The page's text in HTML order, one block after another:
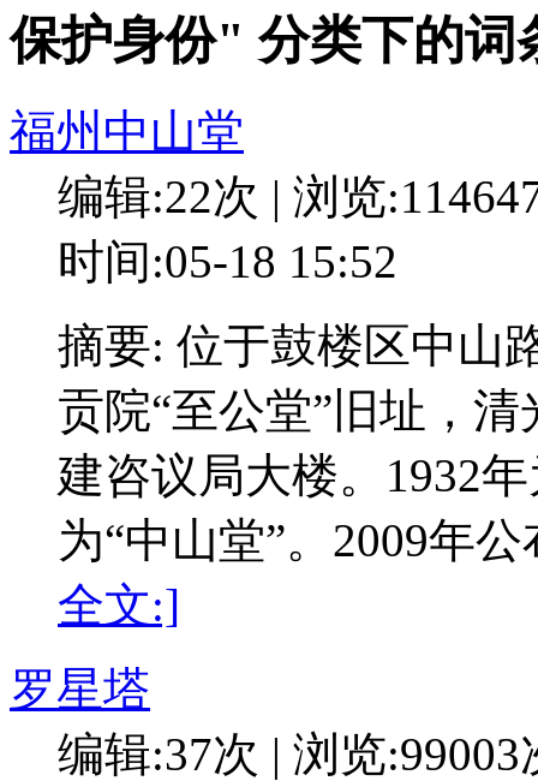
保护身份" 分类下的词
福州中山堂
编辑:22次 | 浏览
时间:05-18 15:52
摘要: 位于鼓楼区中山
贡院“至公堂”旧址，
建咨议局大楼。1932
为“中山堂”。2009年
全文:]
罗星塔
编辑:37次 | 浏览:99003